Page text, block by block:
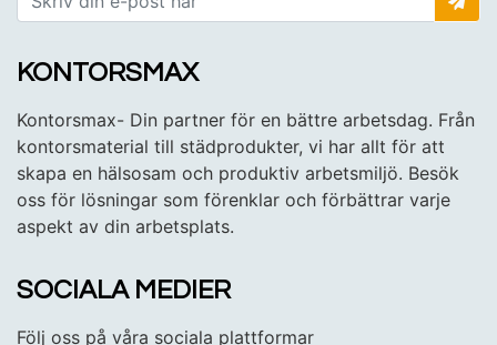
KONTORSMAX
Kontorsmax- Din partner för en bättre arbetsdag. Från
kontorsmaterial till städprodukter, vi har allt för att
skapa en hälsosam och produktiv arbetsmiljö. Besök
oss för lösningar som förenklar och förbättrar varje
aspekt av din arbetsplats.
SOCIALA MEDIER
Följ oss på våra sociala plattformar